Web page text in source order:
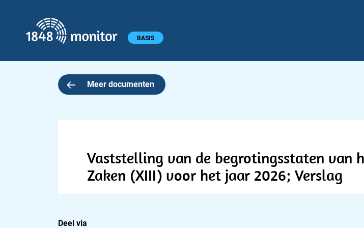
Hoofdmenu BASIS
Meer documenten
Vaststelling van de begrotingsstaten van
Zaken (XIII) voor het jaar 2026; Verslag
Deel via